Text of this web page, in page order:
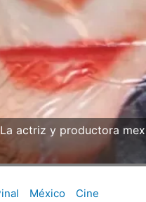
La actriz y productora
México Cine